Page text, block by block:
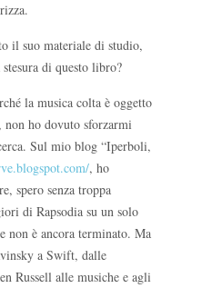
il suo materiale di studio,
di questo libro?
la musica colta è oggetto
non ho dovuto sforzarmi
Sul mio blog “Iperboli,
, ho
spero senza troppa
di Rapsodia su un solo
non è ancora terminato. Ma
a Swift, dalle
Russell alle musiche e agli